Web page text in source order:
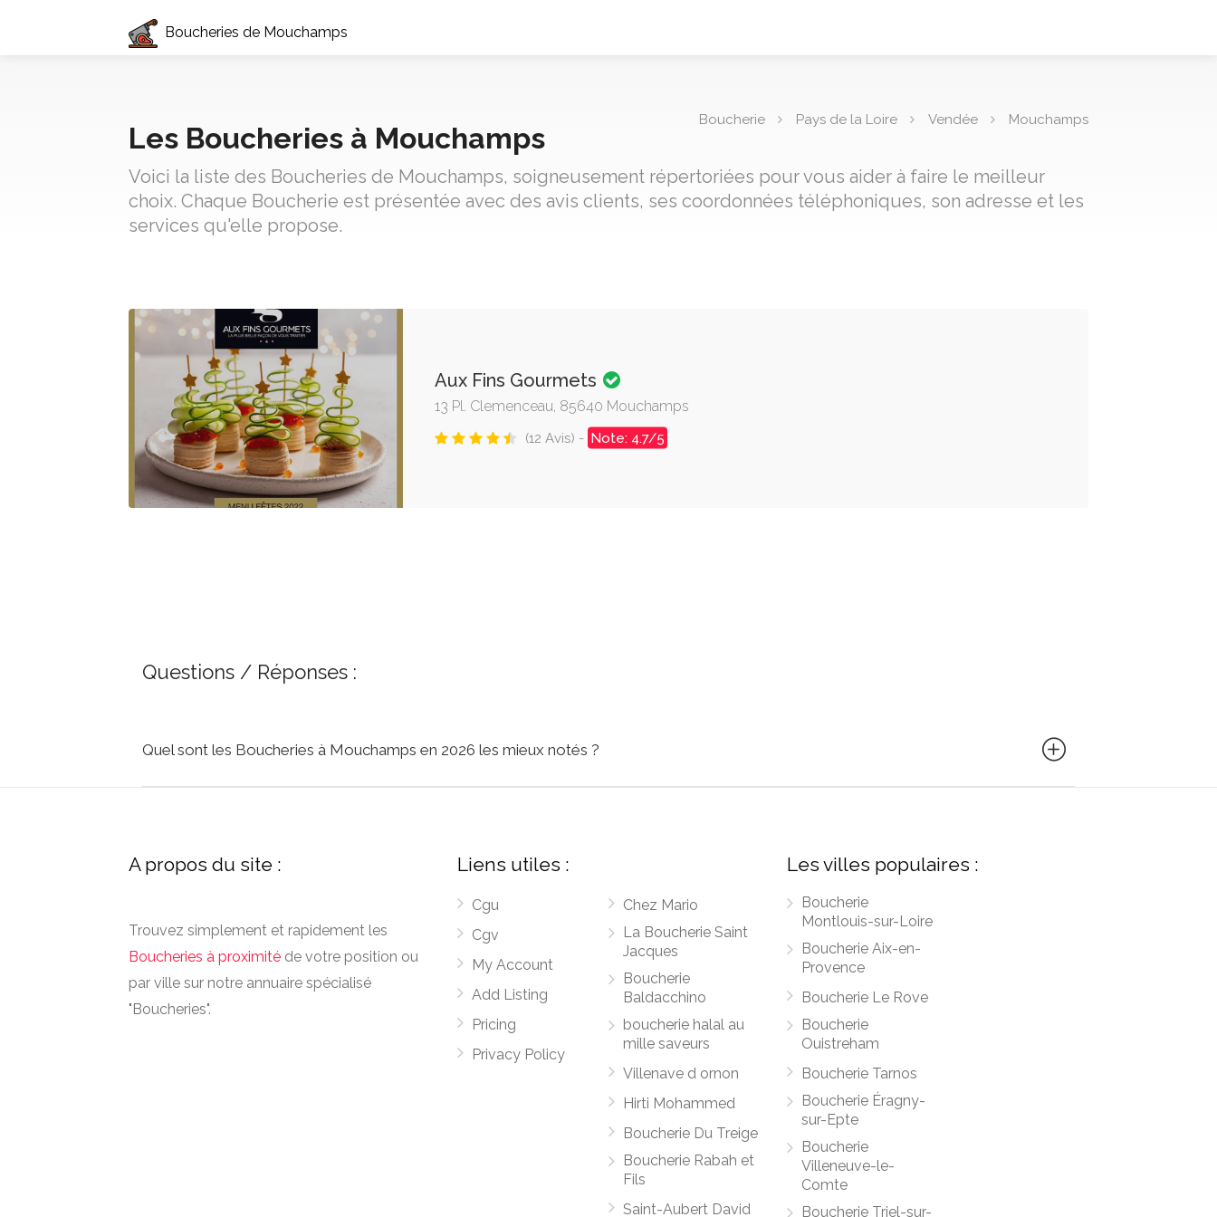
Boucheries de Mouchamps
Boucherie Pays de la Loire Vendée Mouchamps
Les Boucheries à Mouchamps
Voici la liste des Boucheries de Mouchamps, soigneusement répertoriées pour vous aider à faire le meilleur
choix. Chaque Boucherie est présentée avec des avis clients, ses coordonnées téléphoniques, son adresse et les
services qu'elle propose.
Aux Fins Gourmets
13 Pl. Clemenceau, 85640 Mouchamps
(12 Avis) - Note: 4.7/5
Questions / Réponses :
Quel sont les Boucheries à Mouchamps en 2026 les mieux notés ?
A propos du site :
Trouvez simplement et rapidement les
Boucheries à proximité de votre position ou
par ville sur notre annuaire spécialisé
"Boucheries".
Liens utiles :
Cgu
Cgv
My Account
Add Listing
Pricing
Privacy Policy
Chez Mario
La Boucherie Saint
Jacques
Boucherie
Baldacchino
boucherie halal au
mille saveurs
Villenave d ornon
Hirti Mohammed
Boucherie Du Treige
Boucherie Rabah et
Fils
Saint-Aubert David
Les villes populaires :
Boucherie
Montlouis-sur-Loire
Boucherie Aix-en-
Provence
Boucherie Le Rove
Boucherie
Ouistreham
Boucherie Tarnos
Boucherie Éragny-
sur-Epte
Boucherie
Villeneuve-le-
Comte
Boucherie Triel-sur-